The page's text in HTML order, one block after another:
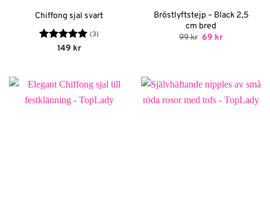
Chiffong sjal svart
Betygsatt5
(3)
149 kr
Bröstlyftstejp – Black 2,5
cm bred
99kr Det
69 krDet